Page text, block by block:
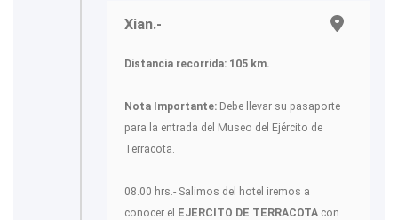
Xian.-
Distancia recorrida: 105 km.
Nota Importante: Debe llevar su pasaporte
para la entrada del Museo del Ejército de
Terracota.
08.00 hrs.- Salimos del hotel iremos a
conocer el EJERCITO DE TERRACOTA con